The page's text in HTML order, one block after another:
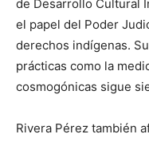
de Desarrollo Cultural
el papel del Poder
derechos indígenas.
prácticas como la
cosmogónicas sigue
Rivera Pérez también